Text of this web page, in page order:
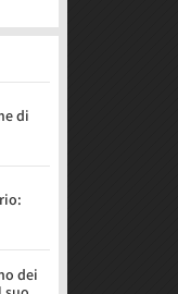
di
dei